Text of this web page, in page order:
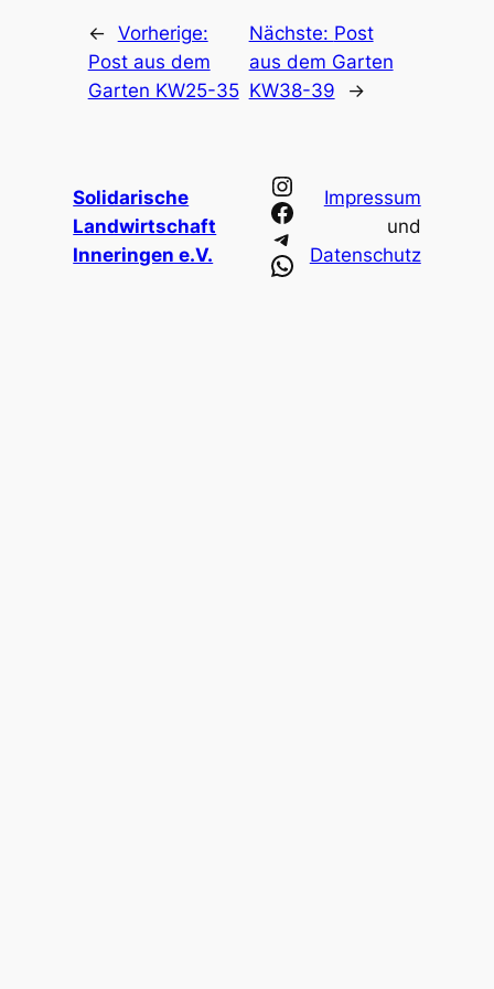
← Vorherige:
Post aus dem
Garten KW25-35
Nächste: Post
aus dem Garten
KW38-39
→
Solidarische
Landwirtschaft
Inneringen e.V.
Instagram
Facebook
Telegram
WhatsApp
Impressum
und
Datenschutz